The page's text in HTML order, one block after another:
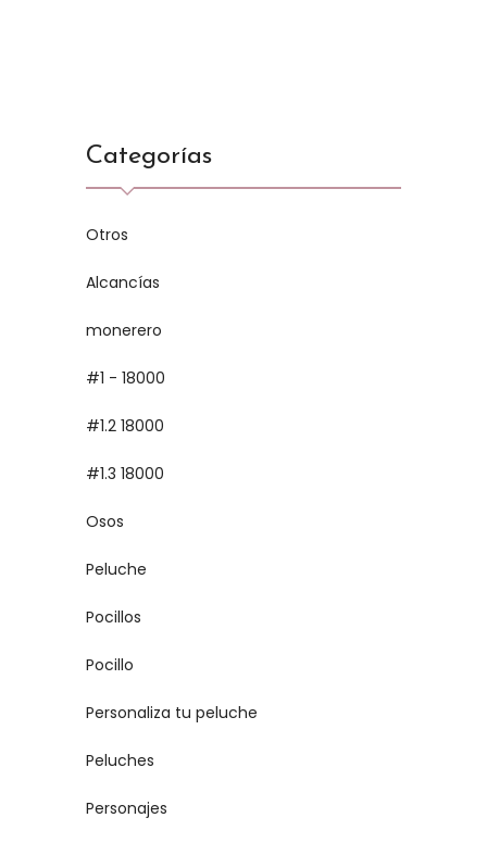
Categorías
Otros
Alcancías
monerero
#1 - 18000
#1.2 18000
#1.3 18000
Osos
Peluche
Pocillos
Pocillo
Personaliza tu peluche
Peluches
Personajes